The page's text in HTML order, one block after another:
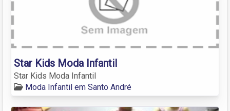
Star Kids Moda Infantil
Star Kids Moda Infantil
Moda Infantil em Santo André